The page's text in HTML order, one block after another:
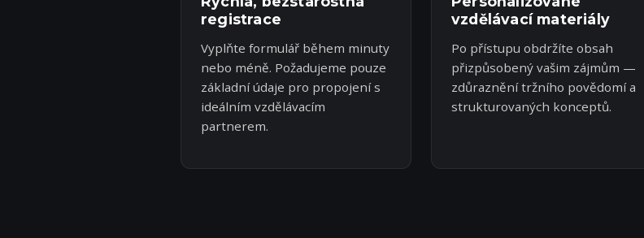
registrace
Vyplňte formulář během minuty
nebo méně. Požadujeme pouze
základní údaje pro propojení s
ideálním vzdělávacím
partnerem.
vzdělávací materiály
Po přístupu obdržíte obsah
přizpůsobený vašim zájmům —
zdůraznění tržního povědomí a
strukturovaných konceptů.